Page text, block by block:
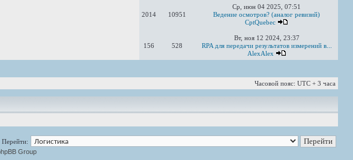
2014 10951
Ср, июн 04 2025, 07:51
Ведение осмотров? (аналог ревизий)
CptQuebec
156 528
Вт, ноя 12 2024, 23:37
RPA для передачи результатов измерений в...
AlexAlex
Часовой пояс: UTC + 3 часа
Перейти:
Group